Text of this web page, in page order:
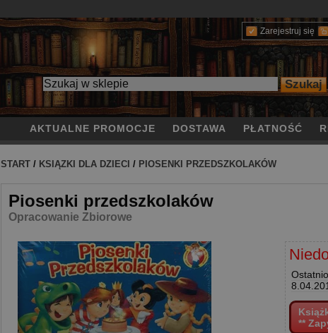
Zarejestruj się
AKTUALNE PROMOCJE DOSTAWA PŁATNOŚĆ
START / KSIĄZKI DLA DZIECI / PIOSENKI PRZEDSZKOLAKÓW
Piosenki przedszkolaków
Opracowanie Zbiorowe
**